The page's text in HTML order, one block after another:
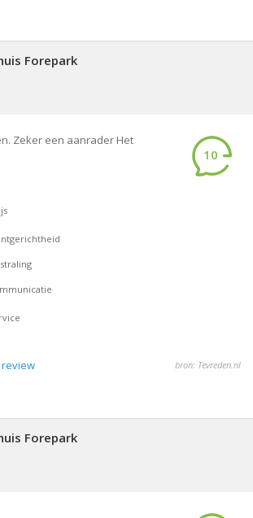
Forepark
Zeker een aanrader Het
10
bron: Tevreden.nl
Forepark